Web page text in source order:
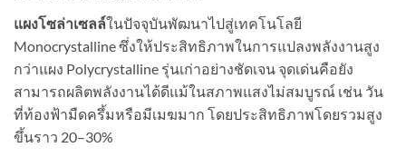
แผงโซล่าเซลล์ในปัจจุบันพัฒนาไปสู่เทคโนโลยี
Monocrystalline ซึ่งให้ประสิทธิภาพในการแปลงพลังงานสูง
กว่าแผง Polycrystalline รุ่นเก่าอย่างชัดเจน จุดเด่นคือยัง
สามารถผลิตพลังงานได้ดีแม้ในสภาพแสงไม่สมบูรณ์ เช่น วัน
ที่ท้องฟ้ามืดครึ้มหรือมีเมฆมาก โดยประสิทธิภาพโดยรวมสูง
ขึ้นราว 20–30%